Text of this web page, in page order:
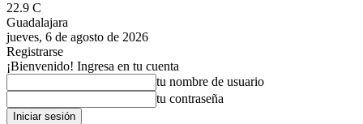
22.9 C
Guadalajara
jueves, 6 de agosto de 2026
Registrarse
¡Bienvenido! Ingresa en tu cuenta
tu nombre de usuario
tu contraseña